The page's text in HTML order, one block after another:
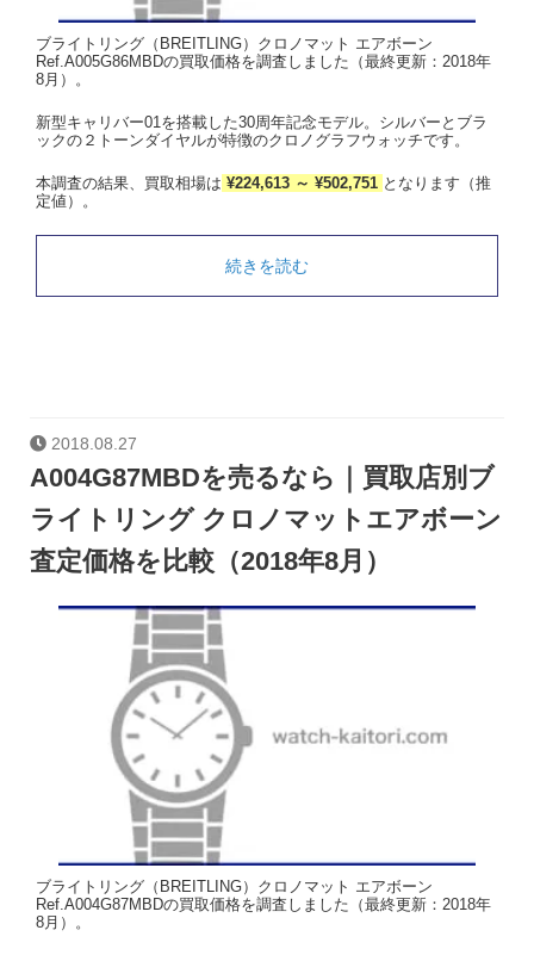
ブライトリング（BREITLING）クロノマット エアボーン
Ref.A005G86MBDの買取価格を調査しました（最終更新：2018年
8月）。
新型キャリバー01を搭載した30周年記念モデル。シルバーとブラ
ックの２トーンダイヤルが特徴のクロノグラフウォッチです。
本調査の結果、買取相場は ¥224,613 ～ ¥502,751 となります（推
定値）。
続きを読む
2018.08.27
A004G87MBDを売るなら｜買取店別ブ
ライトリング クロノマットエアボーン
査定価格を比較（2018年8月）
ブライトリング（BREITLING）クロノマット エアボーン
Ref.A004G87MBDの買取価格を調査しました（最終更新：2018年
8月）。